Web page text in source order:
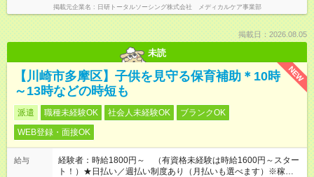
掲載元企業名 日研トータルソーシング株式会社 メディカルケア事業部
掲載日：2026.08.05
未読
NEW
【川崎市多摩区】子供を見守る保育補助＊10時
～13時などの時短も
派遣 職種未経験OK 社会人未経験OK
ブランクOK
WEB登録・面接OK
給与
経験者：時給1800円～ （有資格未経験は時給1600円～スター
ト！）★日払い／週払い制度あり（月払いも選べます）※稼働開